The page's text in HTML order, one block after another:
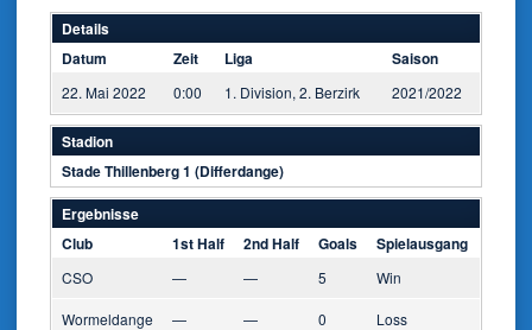
Details
Datum
Zeit Liga Saison
22. Mai 2022 0:00 1. Division, 2. Berzirk 2021/2022
Stadion
Stade Thillenberg 1 (Differdange)
Ergebnisse
Club
1st Half 2nd Half Goals Spielausgang
CSO — — 5 Win
Wormeldange — — 0 Loss